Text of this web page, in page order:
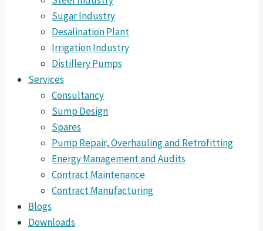
Sugar Industry
Desalination Plant
Irrigation Industry
Distillery Pumps
Services
Consultancy
Sump Design
Spares
Pump Repair, Overhauling and Retrofitting
Energy Management and Audits
Contract Maintenance
Contract Manufacturing
Blogs
Downloads